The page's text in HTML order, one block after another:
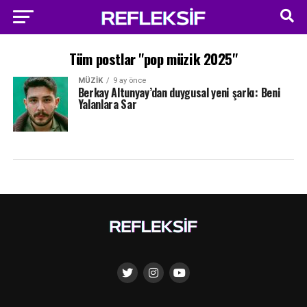
Tüm postlar "pop müzik 2025"
MÜZIK 9 ay önce
Berkay Altunyay’dan duygusal yeni şarkı: Beni
Yalanlara Sar